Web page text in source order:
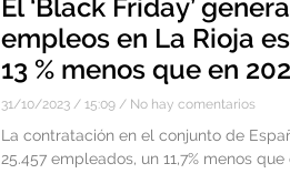
El ‘Black Friday’
empleos en La Rioja
13 % menos que en
31/10/2023 15:09 No hay comentarios
La contratación en el conjunto de
25.457 empleados, un 11,7% menos